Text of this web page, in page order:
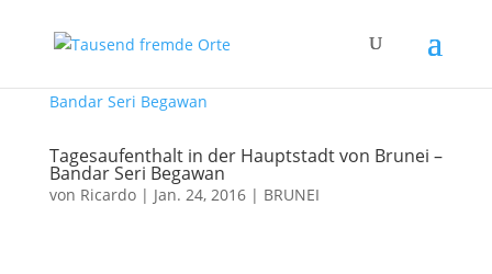
Tagesaufenthalt in der Hauptstadt von Brunei –
Bandar Seri Begawan
von Ricardo| Jan. 24, 2016| BRUNEI